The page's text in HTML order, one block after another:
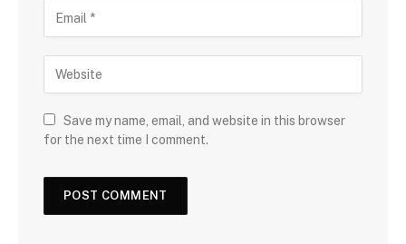
Save my name, email, and website in this browser
for the next time I comment.